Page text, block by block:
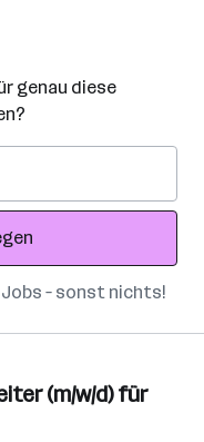
genau diese
– sonst nichts!
(m/w/d) für